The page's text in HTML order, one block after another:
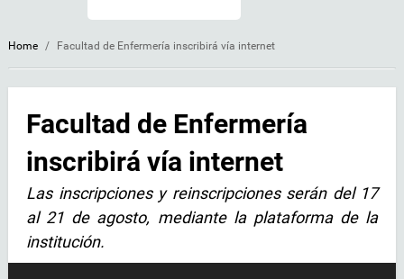
Home / Facultad de Enfermería inscribirá vía internet
Facultad de Enfermería
inscribirá vía internet
Las inscripciones y reinscripciones serán del 17
al 21 de agosto, mediante la plataforma de la
institución.